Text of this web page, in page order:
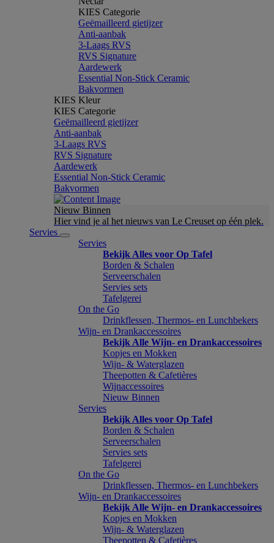
KIES Categorie
Geëmailleerd gietijzer
Anti-aanbak
3-Laags RVS
RVS Signature
Aardewerk
Essential Non-Stick Ceramic
Bakvormen
KIES Kleur
KIES Categorie
Geëmailleerd gietijzer
Anti-aanbak
3-Laags RVS
RVS Signature
Aardewerk
Essential Non-Stick Ceramic
Bakvormen
Nieuw Binnen
Hier vind je al het nieuws van Le Creuset op één plek.
Servies
Servies
Bekijk Alles voor Op Tafel
Borden & Schalen
Serveerschalen
Servies sets
Tafelgerei
On the Go
Drinkflessen, Thermos- en Lunchbekers
Wijn- en Drankaccessoires
Bekijk Alle Wijn- en Drankaccessoires
Kopjes en Mokken
Wijn- & Waterglazen
Theepotten & Cafetières
Wijnaccessoires
Nieuw Binnen
Servies
Bekijk Alles voor Op Tafel
Borden & Schalen
Serveerschalen
Servies sets
Tafelgerei
On the Go
Drinkflessen, Thermos- en Lunchbekers
Wijn- en Drankaccessoires
Bekijk Alle Wijn- en Drankaccessoires
Kopjes en Mokken
Wijn- & Waterglazen
Theepotten & Cafetières